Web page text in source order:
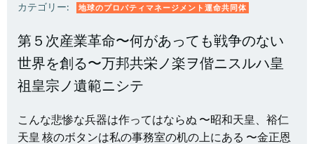
カテゴリー: 地球のプロパティマネージメント運命共同体
第５次産業革命〜何があっても戦争のない
世界を創る〜万邦共栄ノ楽ヲ偕ニスルハ皇
祖皇宗ノ遺範ニシテ
こんな悲惨な兵器は作ってはならぬ 〜昭和天皇、裕仁
天皇 核のボタンは私の事務室の机の上にある 〜金正恩